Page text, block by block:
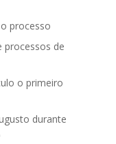
processo
processos de
o primeiro
durante